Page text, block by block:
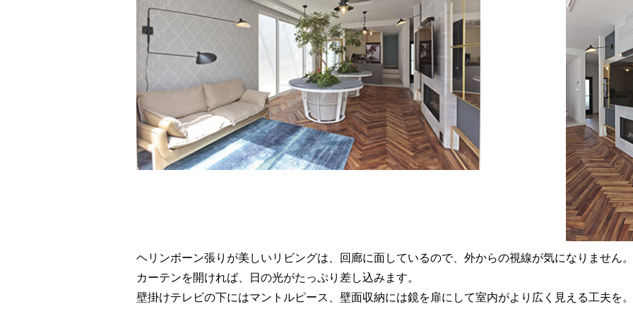
ヘリンボーン張りが美しいリビングは、回廊に面しているので、外からの視線が気になりません。
カーテンを開ければ、日の光がたっぷり差し込みます。
壁掛けテレビの下にはマントルピース、壁面収納には鏡を扉にして室内がより広く見える工夫を。